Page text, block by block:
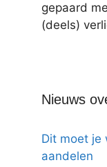
gepaard
(deels)
Nieuws
Dit moet je
aandelen